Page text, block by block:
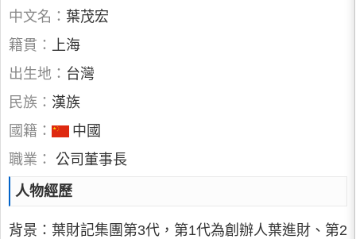
中文名： 葉茂宏
籍貫： 上海
出生地： 台灣
民族： 漢族
國籍：
中國
職業：
公司董事長
人物經歷
背景：葉財記集團第3代，第1代為創辦人葉進財、第2